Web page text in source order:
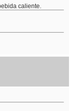
caliente.